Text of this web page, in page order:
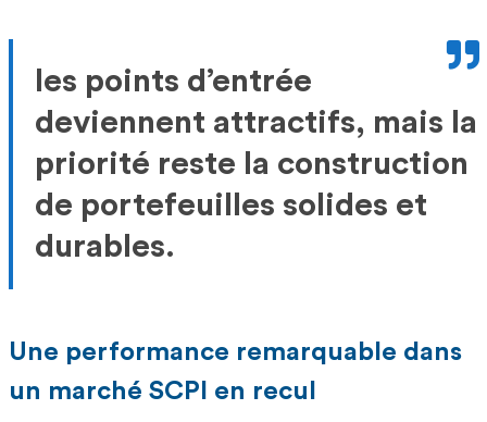
les points d’entrée
deviennent attractifs, mais la
priorité reste la construction
de portefeuilles solides et
durables.
Une performance remarquable dans
un marché SCPI en recul